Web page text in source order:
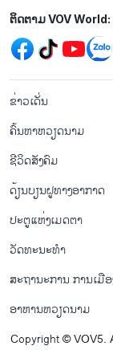
Mạng xã hội
ຕິດຕາມ VOV World:
menu
ຂ່າວເດັ່ນ
ຄົ້ນຫາຫວຽດນາມ
ຊີ​ວິດ​ສັງ​ຄົມ
ດ້ຽນບຽນ​ຝູທາງ​ອາກາດ
ປະຕູແຫ່ງເມດຕາ
ວັດທະນະທໍາ
ສະຖານະການ ການເມື
ອາຫານຫວຽດນາມ
Copyright © VOV5.